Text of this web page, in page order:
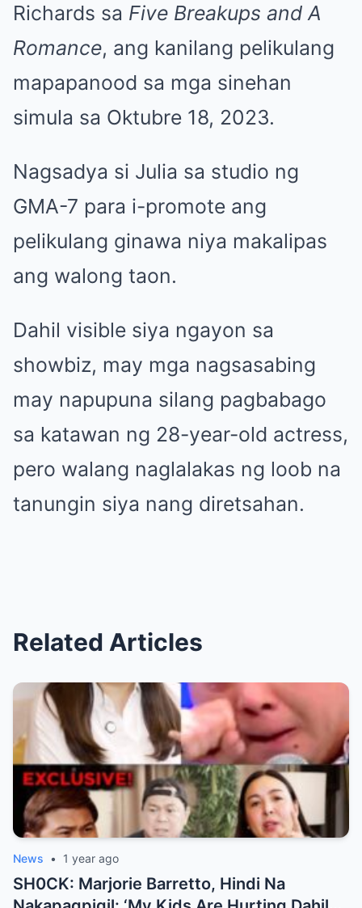
Richards sa Five Breakups and A
Romance, ang kanilang pelikulang
mapapanood sa mga sinehan
simula sa Oktubre 18, 2023.
Nagsadya si Julia sa studio ng
GMA-7 para i-promote ang
pelikulang ginawa niya makalipas
ang walong taon.
Dahil visible siya ngayon sa
showbiz, may mga nagsasabing
may napupuna silang pagbabago
sa katawan ng 28-year-old actress,
pero walang naglalakas ng loob na
tanungin siya nang diretsahan.
Related Articles
News • 1 year ago
SH0CK: Marjorie Barretto, Hindi Na